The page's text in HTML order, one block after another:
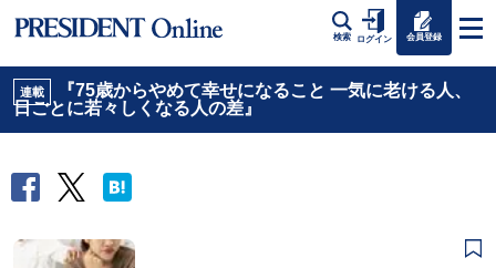
検索 ログイン 会員登録
連載
『75歳からやめて幸せになること 一気に老ける人、
日ごとに若々しくなる人の差』